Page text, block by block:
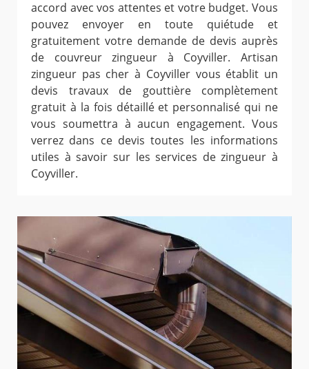
accord avec vos attentes et votre budget. Vous
pouvez envoyer en toute quiétude et
gratuitement votre demande de devis auprès
de couvreur zingueur à Coyviller. Artisan
zingueur pas cher à Coyviller vous établit un
devis travaux de gouttière complètement
gratuit à la fois détaillé et personnalisé qui ne
vous soumettra à aucun engagement. Vous
verrez dans ce devis toutes les informations
utiles à savoir sur les services de zingueur à
Coyviller.